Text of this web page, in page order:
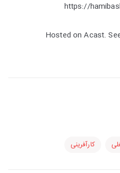
Hosted on Acast.
کارآفرینی